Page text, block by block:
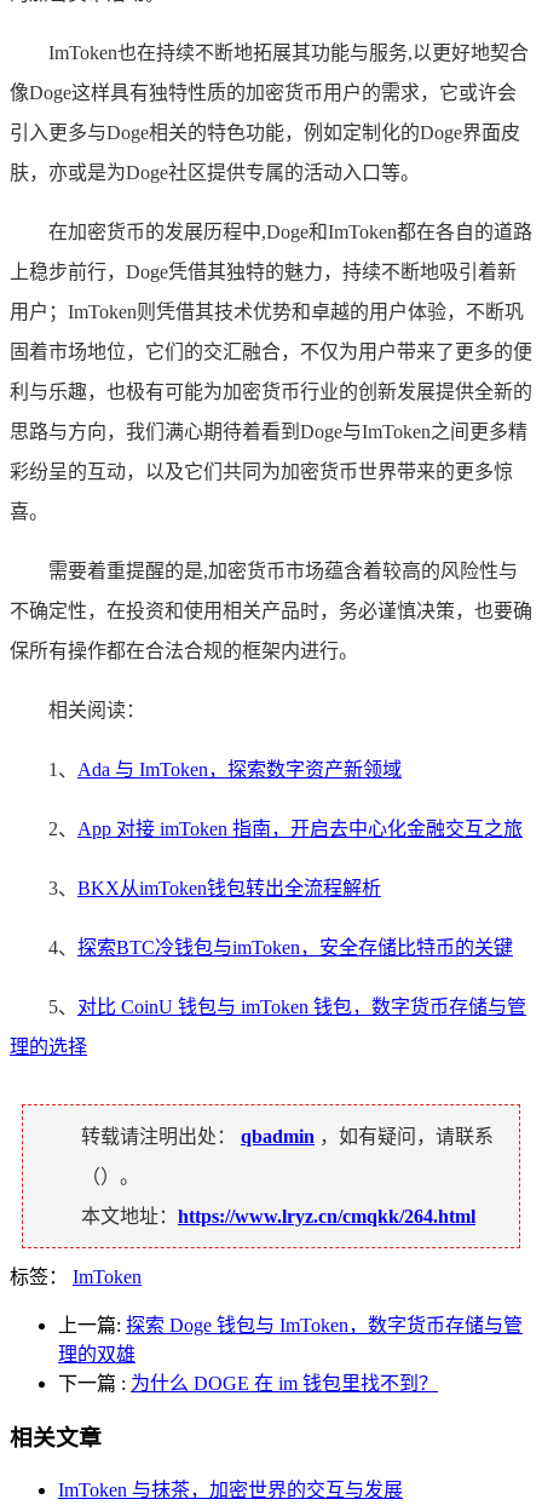
ImToken也在持续不断地拓展其功能与服务,以更好地契合
像Doge这样具有独特性质的加密货币用户的需求，它或许会
引入更多与Doge相关的特色功能，例如定制化的Doge界面皮
肤，亦或是为Doge社区提供专属的活动入口等。
在加密货币的发展历程中,Doge和ImToken都在各自的道路
上稳步前行，Doge凭借其独特的魅力，持续不断地吸引着新
用户；ImToken则凭借其技术优势和卓越的用户体验，不断巩
固着市场地位，它们的交汇融合，不仅为用户带来了更多的便
利与乐趣，也极有可能为加密货币行业的创新发展提供全新的
思路与方向，我们满心期待着看到Doge与ImToken之间更多精
彩纷呈的互动，以及它们共同为加密货币世界带来的更多惊
喜。
需要着重提醒的是,加密货币市场蕴含着较高的风险性与
不确定性，在投资和使用相关产品时，务必谨慎决策，也要确
保所有操作都在合法合规的框架内进行。
相关阅读：
1、 Ada 与 ImToken，探索数字资产新领域
2、 App 对接 imToken 指南，开启去中心化金融交互之旅
3、 BKX从imToken钱包转出全流程解析
4、 探索BTC冷钱包与imToken，安全存储比特币的关键
5、 对比 CoinU 钱包与 imToken 钱包，数字货币存储与管
理的选择
转载请注明出处： qbadmin ，如有疑问，请联系
（）。
本文地址： https://www.lryz.cn/cmqkk/264.html
标签： ImToken
上一篇: 探索 Doge 钱包与 ImToken，数字货币存储与管
理的双雄
下一篇 : 为什么 DOGE 在 im 钱包里找不到？
相关文章
ImToken 与抹茶，加密世界的交互与发展